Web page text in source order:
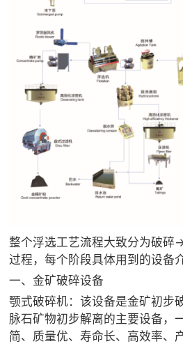
整个浮选工艺流程大致分为破
过程，每个阶段具体用到的设备
一、金矿破碎设备
颚式破碎机：该设备是金矿初步
脉石矿物初步解离的主要设备，
简、质量优、寿命长、高效率、